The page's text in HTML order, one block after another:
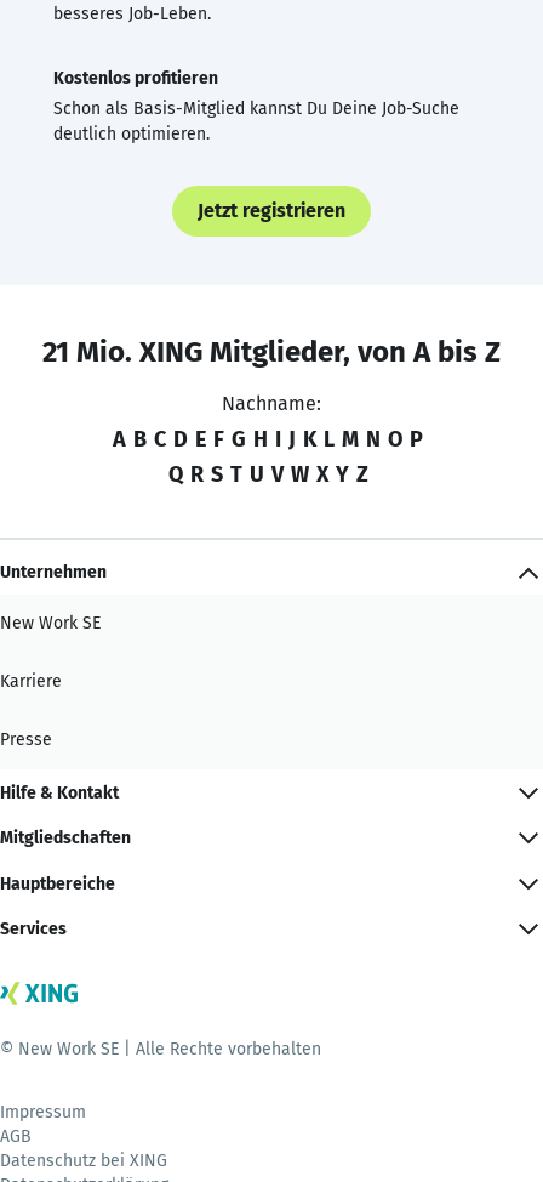
besseres Job-Leben.
Kostenlos profitieren
Schon als Basis-Mitglied kannst Du Deine Job-Suche
deutlich optimieren.
Jetzt registrieren
21 Mio. XING Mitglieder, von A bis Z
Nachname:
A B C D E F G H I J K L M N O P
Q R S T U V W X Y Z
Unternehmen
New Work SE
Karriere
Presse
Hilfe & Kontakt
Mitgliedschaften
Hauptbereiche
Services
© New Work SE | Alle Rechte vorbehalten
Impressum
AGB
Datenschutz bei XING